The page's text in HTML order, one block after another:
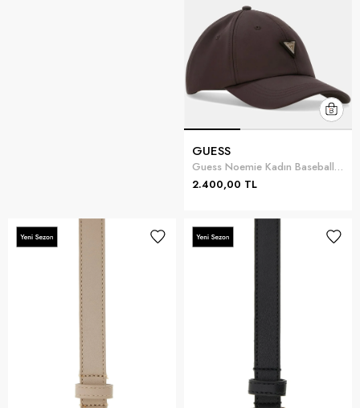
GUESS
Guess Noemie Kadın Baseball Şapka Kahverengi
2.400,00 TL